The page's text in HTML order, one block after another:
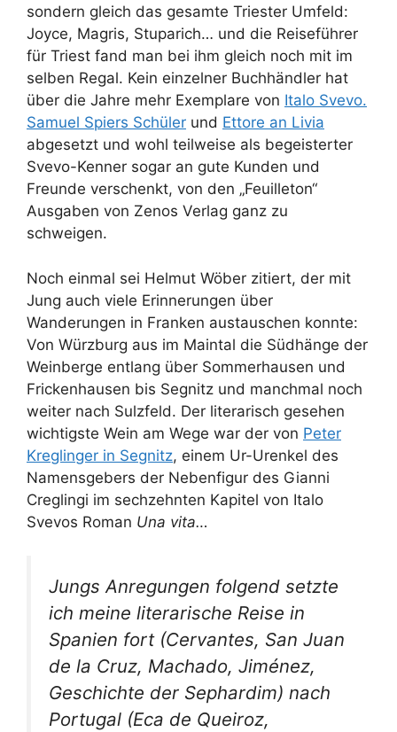
sondern gleich das gesamte Triester Umfeld:
Joyce, Magris, Stuparich… und die Reiseführer
für Triest fand man bei ihm gleich noch mit im
selben Regal. Kein einzelner Buchhändler hat
über die Jahre mehr Exemplare von Italo Svevo.
Samuel Spiers Schüler und Ettore an Livia
abgesetzt und wohl teilweise als begeisterter
Svevo-Kenner sogar an gute Kunden und
Freunde verschenkt, von den „Feuilleton“
Ausgaben von Zenos Verlag ganz zu
schweigen.
Noch einmal sei Helmut Wöber zitiert, der mit
Jung auch viele Erinnerungen über
Wanderungen in Franken austauschen konnte:
Von Würzburg aus im Maintal die Südhänge der
Weinberge entlang über Sommerhausen und
Frickenhausen bis Segnitz und manchmal noch
weiter nach Sulzfeld. Der literarisch gesehen
wichtigste Wein am Wege war der von Peter
Kreglinger in Segnitz, einem Ur-Urenkel des
Namensgebers der Nebenfigur des Gianni
Creglingi im sechzehnten Kapitel von Italo
Svevos Roman Una vita…
Jungs Anregungen folgend setzte
ich meine literarische Reise in
Spanien fort (Cervantes, San Juan
de la Cruz, Machado, Jiménez,
Geschichte der Sephardim) nach
Portugal (Eca de Queiroz,